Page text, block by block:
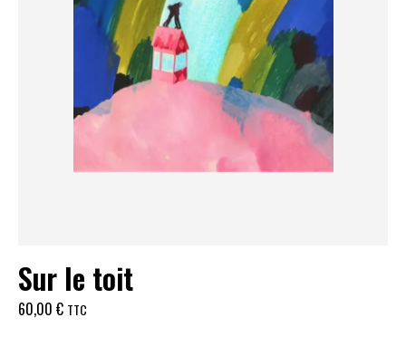
Sur le toit
60,00 € TTC